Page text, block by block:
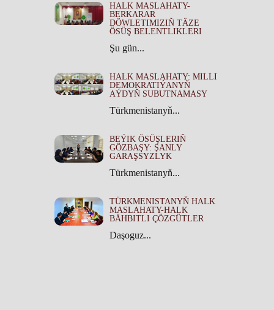
HALK MASLAHATY-
BERKARAR
DÖWLETIMIZIŇ TÄZE
ÖSÜŞ BELENTLIKLERI
Şu gün...
HALK MASLAHATY: MILLI
DEMOKRATIÝANYŇ
AÝDYŇ SUBUTNAMASY
Türkmenistanyň...
BEÝIK ÖSÜŞLERIŇ
GÖZBAŞY: ŞANLY
GARAŞSYZLYK
Türkmenistanyň...
TÜRKMENISTANYŇ HALK
MASLAHATY-HALK
BÄHBITLI ÇÖZGÜTLER
Daşoguz...